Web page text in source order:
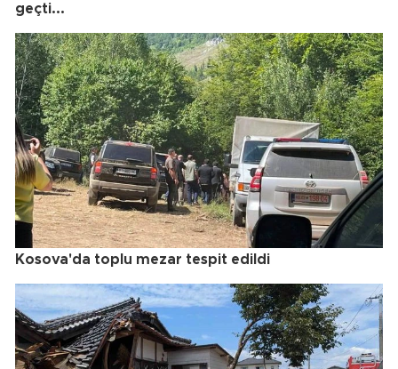
geçti...
Kosova'da toplu mezar tespit edildi